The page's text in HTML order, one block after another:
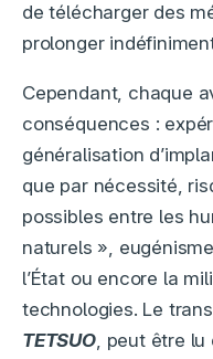
de télécharger des
prolonger
Cependant, chaque
conséquences :
généralisation
que par nécessité,
possibles entre les
naturels »,
l’État ou encore la
technologies. Le
TETSUO, peut être lu